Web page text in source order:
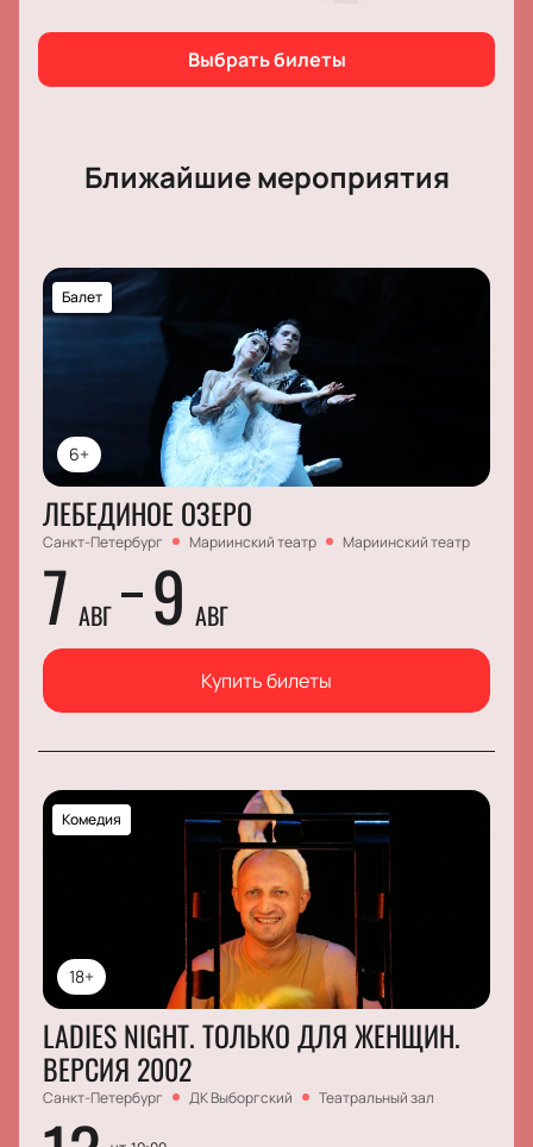
Выбрать билеты
Ближайшие мероприятия
6+
Балет
ЛЕБЕДИНОЕ ОЗЕРО
Санкт-Петербург Мариинский театр Мариинский театр
7 АВГ 9 АВГ
Купить билеты
18+
Комедия
LADIES NIGHT. ТОЛЬКО ДЛЯ ЖЕНЩИН.
ВЕРСИЯ 2002
Санкт-Петербург ДК Выборгский Театральный зал